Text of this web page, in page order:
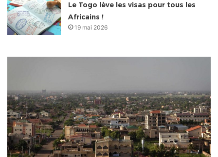
Le Togo lève les visas pour tous les
Africains !
19 mai 2026